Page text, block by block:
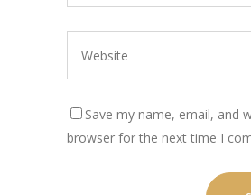
Save my name, email, and
browser for the next time I